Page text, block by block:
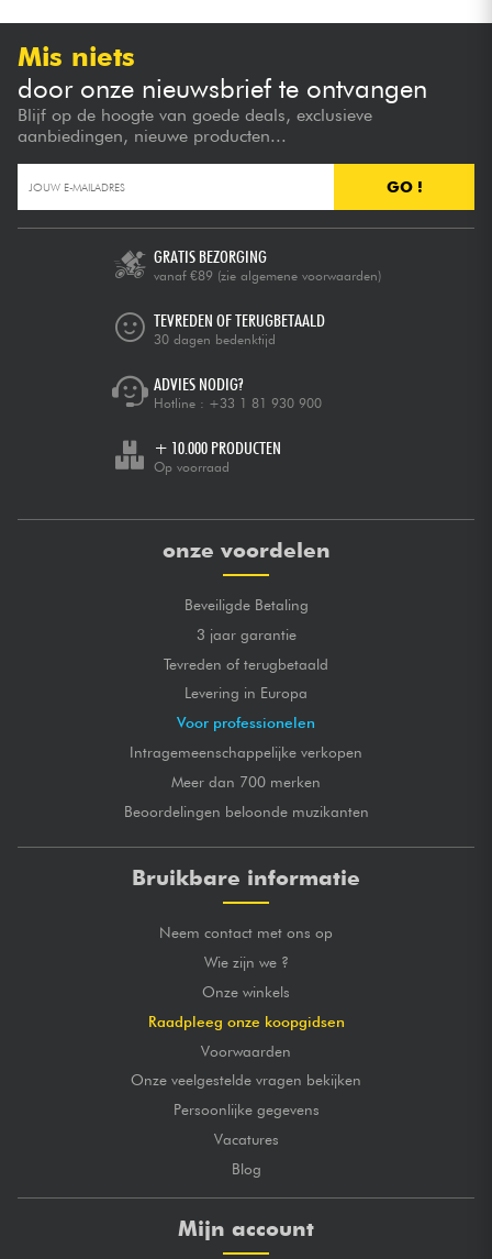
Mis niets
door onze nieuwsbrief te ontvangen
Blijf op de hoogte van goede deals, exclusieve
aanbiedingen, nieuwe producten...
GO !
GRATIS BEZORGING
vanaf €89 (zie algemene voorwaarden)
TEVREDEN OF TERUGBETAALD
30 dagen bedenktijd
ADVIES NODIG?
Hotline : +33 1 81 930 900
+ 10.000 PRODUCTEN
Op voorraad
onze voordelen
Beveiligde Betaling
3 jaar garantie
Tevreden of terugbetaald
Levering in Europa
Voor professionelen
Intragemeenschappelijke verkopen
Meer dan 700 merken
Beoordelingen beloonde muzikanten
Bruikbare informatie
Neem contact met ons op
Wie zijn we ?
Onze winkels
Raadpleeg onze koopgidsen
Voorwaarden
Onze veelgestelde vragen bekijken
Persoonlijke gegevens
Vacatures
Blog
Mijn account